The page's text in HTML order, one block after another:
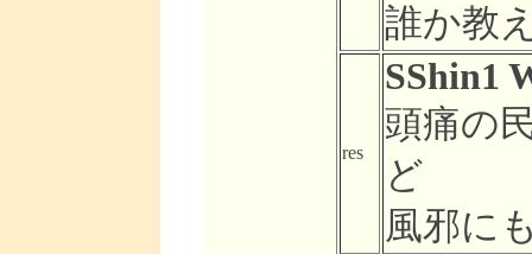
誰か教
res
SShin1
頭痛の
ど
風邪に